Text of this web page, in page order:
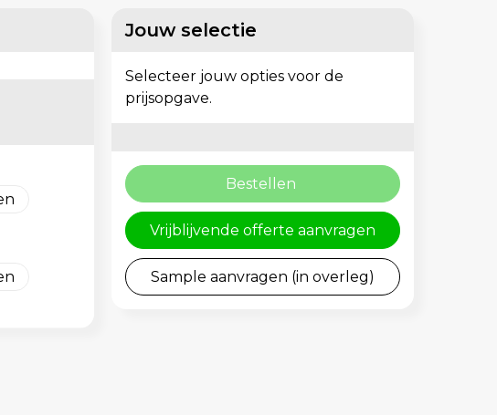
Jouw selectie
Selecteer jouw opties voor de
prijsopgave.
Bestellen
Vrijblijvende offerte aanvragen
Sample aanvragen (in overleg)